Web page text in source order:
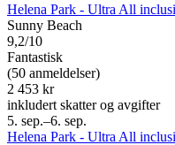
Helena Park - Ultra All
Sunny Beach
9,2/10
Fantastisk
(50 anmeldelser)
2 453 kr
inkludert skatter og avgifter
5. sep.–6. sep.
Helena Park - Ultra All